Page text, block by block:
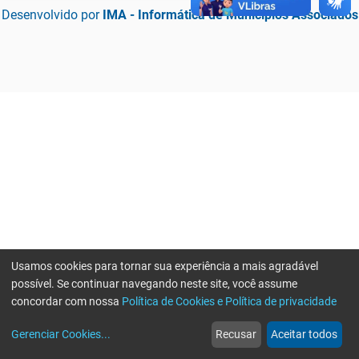
Desenvolvido por IMA - Informática de Municípios Associados
web
Notícias
more_horiz
Mais
Usamos cookies para tornar sua experiência a mais agradável
possível. Se continuar navegando neste site, você assume
concordar com nossa Política de Cookies e Política de privacidade
Gerenciar Cookies... Recusar Aceitar todos
Erro ao enviar informações, por favor tente novamente